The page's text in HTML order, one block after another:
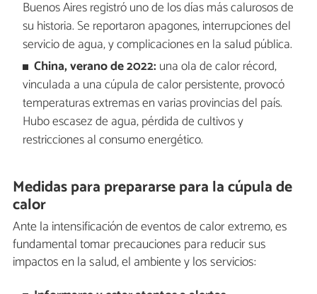
Buenos Aires registró uno de los días más calurosos de
su historia. Se reportaron apagones, interrupciones del
servicio de agua, y complicaciones en la salud pública.
China, verano de 2022: una ola de calor récord,
vinculada a una cúpula de calor persistente, provocó
temperaturas extremas en varias provincias del país.
Hubo escasez de agua, pérdida de cultivos y
restricciones al consumo energético.
Medidas para prepararse para la cúpula de
calor
Ante la intensificación de eventos de calor extremo, es
fundamental tomar precauciones para reducir sus
impactos en la salud, el ambiente y los servicios: